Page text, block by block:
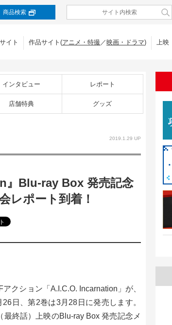
商品検索
イト 作品サイト(アニメ・特撮／映画・ドラマ) 上映
インタビュー レポート
店舗特典 グッズ
2019.1.29 UP
』Blu-ray Box 発売記念
レポート到着！
クション「A.I.C.O. Incarnation」が、
日、第2巻は3月28日に発売します。
終話）上映のBlu-ray Box 発売記念メ